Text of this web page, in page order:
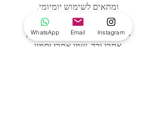
ומתאים לשימוש יומיומי.
מכיל: אלכוהול, מים, בושם, שמן
אתרי ורד, שמן אתרי יסמין
WhatsApp Email Instagram